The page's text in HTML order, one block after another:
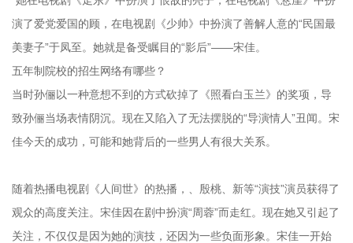
演了爱党爱国的顾，在电视剧《少帅》中扮演了善解人意的“民国最
美妻子”于凤至。她就是备受瞩目的“影后”——宋佳。
五年制院校的招生网络有哪些？
当时孙俪以一种意想不到的方式砍掉了《照看白玉兰》的奖项，导
致孙俪当场表情阴沉。现在又陷入了无法摆脱的“导演情人”丑闻。宋
佳今天的成功，可能和她背后的一些男人有很大关系。
随着热播电视剧《人间世》的热播，、殷桃、新等“演技”演员获得了
观众的高度关注。宋佳因在剧中扮演“周蓉”而走红。现在她又引起了
关注，不仅仅是因为她的演技，还因为一些负面形象。宋佳一开始